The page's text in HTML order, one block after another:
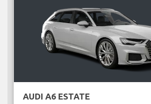
AUDI A6 ESTATE